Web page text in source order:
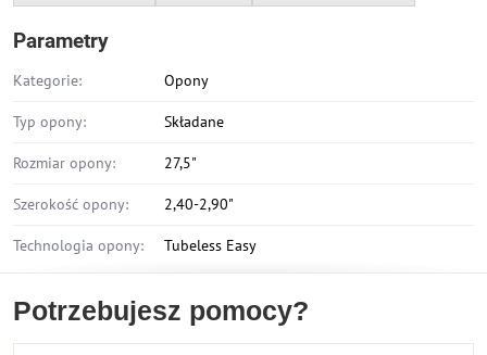
Parametry
Kategorie: Opony
Typ opony: Składane
Rozmiar opony: 27,5"
Szerokość opony: 2,40-2,90"
Technologia opony: Tubeless Easy
Potrzebujesz pomocy?